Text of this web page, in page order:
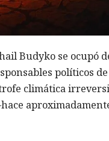
Budyko se ocupó
políticos
climática